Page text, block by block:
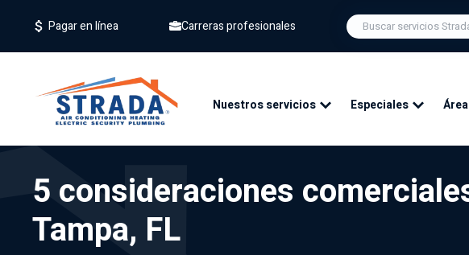
Pagar en línea Carreras profesionales
Nuestros servicios Especiales
5 consideraciones
Tampa, FL